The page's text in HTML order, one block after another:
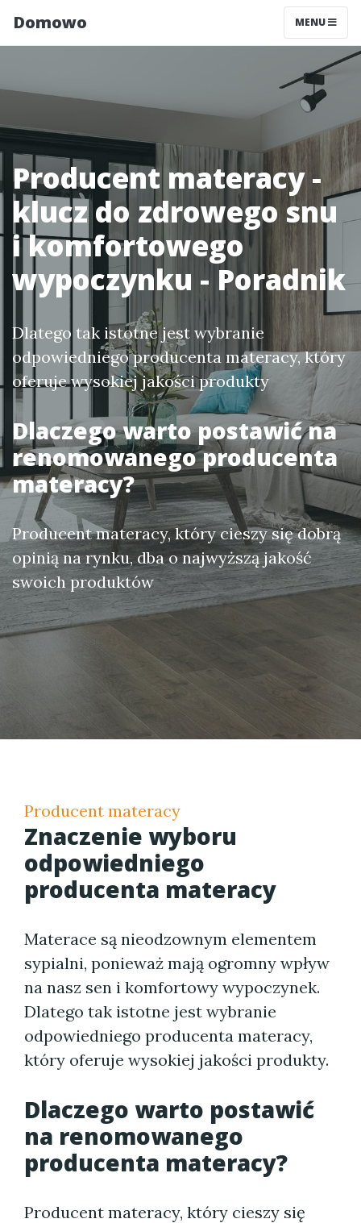
Domowo MENU
Producent materacy -
klucz do zdrowego snu
i komfortowego
wypoczynku - Poradnik
Dlatego tak istotne jest wybranie
odpowiedniego producenta materacy, który
oferuje wysokiej jakości produkty
Dlaczego warto postawić na
renomowanego producenta
materacy?
Producent materacy, który cieszy się dobrą
opinią na rynku, dba o najwyższą jakość
swoich produktów
Producent materacy
Znaczenie wyboru
odpowiedniego
producenta materacy
Materace są nieodzownym elementem
sypialni, ponieważ mają ogromny wpływ
na nasz sen i komfortowy wypoczynek.
Dlatego tak istotne jest wybranie
odpowiedniego producenta materacy,
który oferuje wysokiej jakości produkty.
Dlaczego warto postawić
na renomowanego
producenta materacy?
Producent materacy, który cieszy się